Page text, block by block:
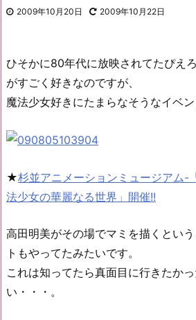
2009年10月20日 2009年10月22日
ひそかに80年代に放映されてたぴえ
がすごく好きなのですが、
魔法少女好きにたまらなそうなイベン
★杉並アニメーションミュージアム-
法少女の華麗なる世界」開催!!
高田明美がその場でマミを描くとい
トもやってたみたいです。
これは知ってたら真面目に行きたか
い・・・。